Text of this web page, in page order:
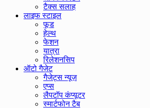
टैक्स सलाह
लाइफ स्टाइल
फूड
हेल्थ
फेशन
यात्रा
रिलेशनसिप
ऑटो गैजेट
गैजेट्स न्यूज़
एप्स
लैपटॉप कंप्यूटर
स्मार्टफोन टैब